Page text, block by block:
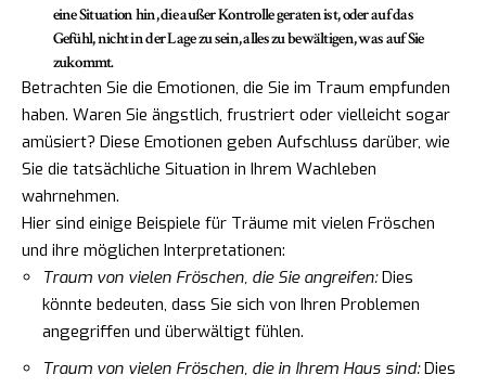
eine Situation hin, die außer Kontrolle geraten ist, oder auf das
Gefühl, nicht in der Lage zu sein, alles zu bewältigen, was auf Sie
zukommt.
Betrachten Sie die Emotionen, die Sie im Traum empfunden
haben. Waren Sie ängstlich, frustriert oder vielleicht sogar
amüsiert? Diese Emotionen geben Aufschluss darüber, wie
Sie die tatsächliche Situation in Ihrem Wachleben
wahrnehmen.
Hier sind einige Beispiele für Träume mit vielen Fröschen
und ihre möglichen Interpretationen:
Traum von vielen Fröschen, die Sie angreifen:Dies
könnte bedeuten, dass Sie sich von Ihren Problemen
angegriffen und überwältigt fühlen.
Traum von vielen Fröschen, die in Ihrem Haus sind:Dies